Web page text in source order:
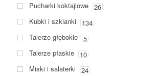
Pucharki koktajlowe 26
Kubki i szklanki
134
Talerze głębokie 5
Talerze płaskie 10
Miski i salaterki
24